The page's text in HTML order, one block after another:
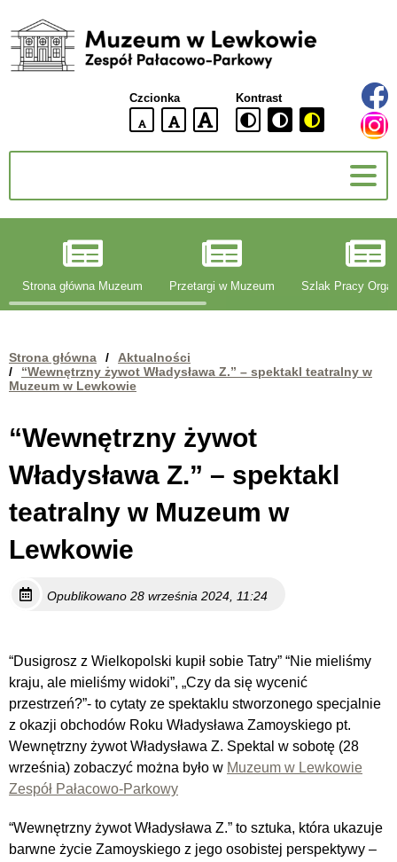
Muzeum
w
Czcionka
domyślna
czcionki
większa
czcionki
największa
czcionka
Kontrast
Strona główna Muzeum Przetargi w Muzeum Szlak Pracy
Strona główna /
Aktualności
/
“Wewnętrzny żywot Władysława Z.” – spektakl teatralny w
Muzeum w Lewkowie
“Wewnętrzny żywot
Władysława Z.” – spektakl
teatralny w Muzeum w
Lewkowie
Opublikowano 28 września 2024, 11:24
“Dusigrosz z Wielkopolski kupił sobie Tatry” “Nie mieliśmy
kraju, ale mieliśmy widoki”, „Czy da się wycenić
przestrzeń?”- to cytaty ze spektaklu stworzonego specjalnie
z okazji obchodów Roku Władysława Zamoyskiego pt.
Wewnętrzny żywot Władysława Z. Spektal w sobotę (28
września) zobaczyć można było w Muzeum w Lewkowie
Zespół Pałacowo-Parkowy
“Wewnętrzny żywot Władysława Z.” to sztuka, która ukazuje
barwne życie Zamoyskiego z jego osobistej perspektywy –